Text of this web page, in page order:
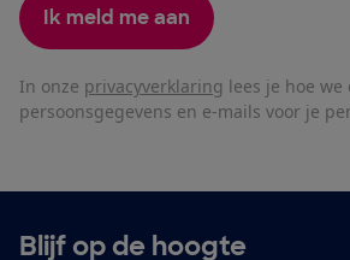
Ik meld me aan
In onze privacyverklaring lees je hoe
persoonsgegevens en e-mails voor je
Blijf op de hoogte